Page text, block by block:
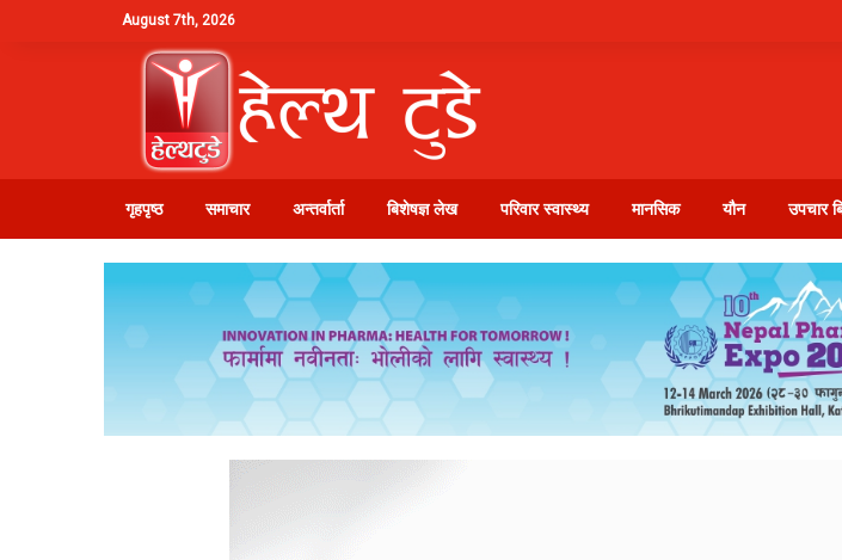
August 7th, 2026
गृहपृष्ठ समाचार अन्तर्वार्ता बिशेषज्ञ लेख परिवार स्वास्थ्य मानसिक यौन उपचार